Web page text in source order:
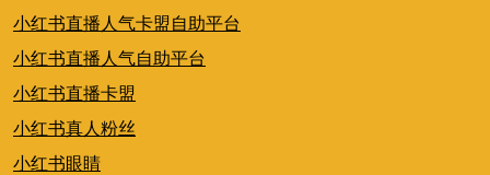
小红书直播人气卡盟自助平台
小红书直播人气自助平台
小红书直播卡盟
小红书真人粉丝
小红书眼睛